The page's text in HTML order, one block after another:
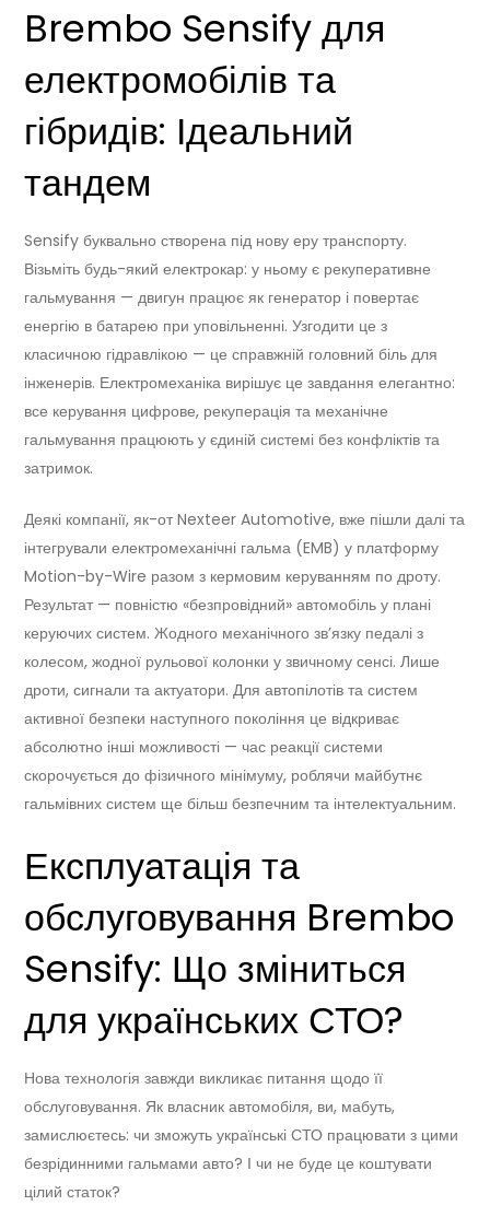
Brembo Sensify для
електромобілів та
гібридів: Ідеальний
тандем
Sensify буквально створена під нову еру транспорту.
Візьміть будь-який електрокар: у ньому є рекуперативне
гальмування — двигун працює як генератор і повертає
енергію в батарею при уповільненні. Узгодити це з
класичною гідравлікою — це справжній головний біль для
інженерів. Електромеханіка вирішує це завдання елегантно:
все керування цифрове, рекуперація та механічне
гальмування працюють у єдиній системі без конфліктів та
затримок.
Деякі компанії, як-от Nexteer Automotive, вже пішли далі та
інтегрували електромеханічні гальма (EMB) у платформу
Motion-by-Wire разом з кермовим керуванням по дроту.
Результат — повністю «безпровідний» автомобіль у плані
керуючих систем. Жодного механічного зв’язку педалі з
колесом, жодної рульової колонки у звичному сенсі. Лише
дроти, сигнали та актуатори. Для автопілотів та систем
активної безпеки наступного покоління це відкриває
абсолютно інші можливості — час реакції системи
скорочується до фізичного мінімуму, роблячи майбутнє
гальмівних систем ще більш безпечним та інтелектуальним.
Експлуатація та
обслуговування Brembo
Sensify: Що зміниться
для українських СТО?
Нова технологія завжди викликає питання щодо її
обслуговування. Як власник автомобіля, ви, мабуть,
замислюєтесь: чи зможуть українські СТО працювати з цими
безрідинними гальмами авто? І чи не буде це коштувати
цілий статок?